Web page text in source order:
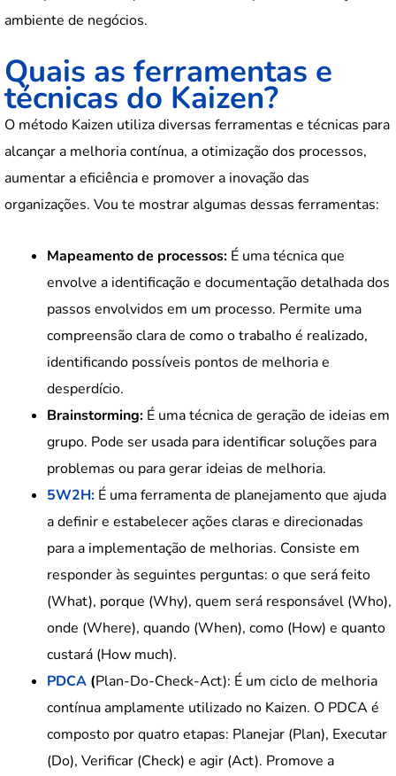
ambiente de negócios.
Quais as ferramentas e
técnicas do Kaizen?
O método Kaizen utiliza diversas ferramentas e técnicas para
alcançar a melhoria contínua, a otimização dos processos,
aumentar a eficiência e promover a inovação das
organizações. Vou te mostrar algumas dessas ferramentas:
Mapeamento de processos: É uma técnica que
envolve a identificação e documentação detalhada dos
passos envolvidos em um processo. Permite uma
compreensão clara de como o trabalho é realizado,
identificando possíveis pontos de melhoria e
desperdício.
Brainstorming: É uma técnica de geração de ideias em
grupo. Pode ser usada para identificar soluções para
problemas ou para gerar ideias de melhoria.
5W2H: É uma ferramenta de planejamento que ajuda
a definir e estabelecer ações claras e direcionadas
para a implementação de melhorias. Consiste em
responder às seguintes perguntas: o que será feito
(What), porque (Why), quem será responsável (Who),
onde (Where), quando (When), como (How) e quanto
custará (How much).
PDCA (Plan-Do-Check-Act): É um ciclo de melhoria
contínua amplamente utilizado no Kaizen. O PDCA é
composto por quatro etapas: Planejar (Plan), Executar
(Do), Verificar (Check) e agir (Act). Promove a